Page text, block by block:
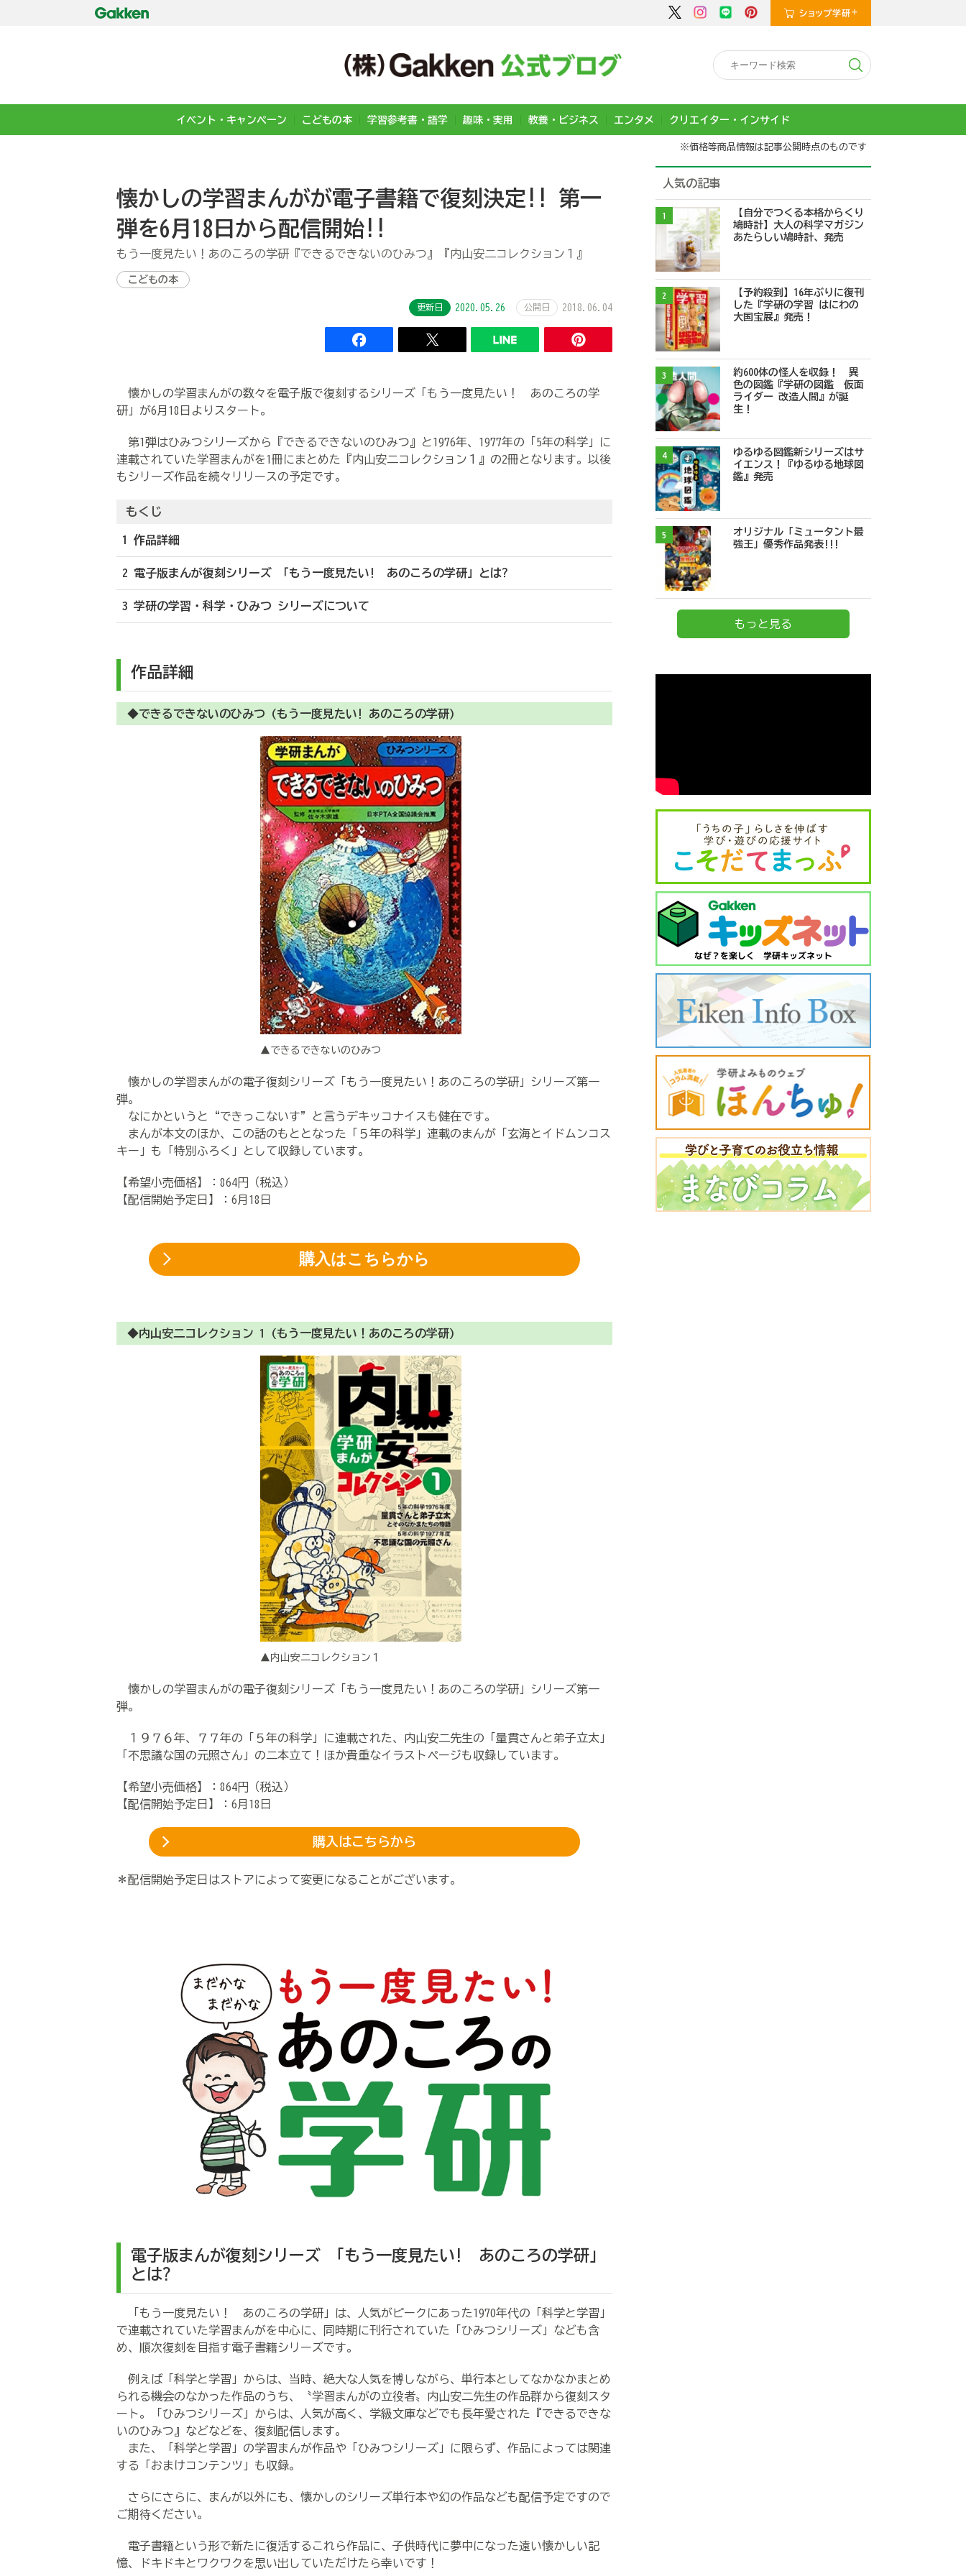
イベント・キャンペーン こどもの本 学習参考書・語学 趣味・実用 教養・ビジネス エンタメ クリエイター・インサイド
※価格等商品情報は記事公開時点のものです
懐かしの学習まんがが電子書籍で復刻決定!! 第一
弾を6月18日から配信開始!!
もう一度見たい！あのころの学研『できるできないのひみつ』『内山安二コレクション１』
こどもの本
更新日 2020.05.26 公開日 2018.06.04
懐かしの学習まんがの数々を電子版で復刻するシリーズ「もう一度見たい！ あのころの学
研」が6月18日よりスタート。
第1弾はひみつシリーズから『できるできないのひみつ』と1976年、1977年の「5年の科学」に
連載されていた学習まんがを1冊にまとめた『内山安二コレクション１』の2冊となります。以後
もシリーズ作品を続々リリースの予定です。
もくじ
1 作品詳細
2 電子版まんが復刻シリーズ 「もう一度見たい! あのころの学研」とは?
3 学研の学習・科学・ひみつ シリーズについて
作品詳細
◆できるできないのひみつ (もう一度見たい! あのころの学研)
▲できるできないのひみつ
懐かしの学習まんがの電子復刻シリーズ「もう一度見たい！あのころの学研」シリーズ第一
弾。
なにかというと“できっこないす”と言うデキッコナイスも健在です。
まんが本文のほか、この話のもととなった「５年の科学」連載のまんが「玄海とイドムンコス
キー」も「特別ふろく」として収録しています。
【希望小売価格】：864円（税込）
【配信開始予定日】：6月18日
購入はこちらから
◆内山安二コレクション 1 (もう一度見たい！あのころの学研)
▲内山安二コレクション１
懐かしの学習まんがの電子復刻シリーズ「もう一度見たい！あのころの学研」シリーズ第一
弾。
１９７６年、７７年の「５年の科学」に連載された、内山安二先生の「量貫さんと弟子立太」
「不思議な国の元照さん」の二本立て！ほか貴重なイラストページも収録しています。
【希望小売価格】：864円（税込）
【配信開始予定日】：6月18日
購入はこちらから
＊配信開始予定日はストアによって変更になることがございます。
電子版まんが復刻シリーズ 「もう一度見たい! あのころの学研」
とは?
「もう一度見たい！ あのころの学研」は、人気がピークにあった1970年代の「科学と学習」
で連載されていた学習まんがを中心に、同時期に刊行されていた「ひみつシリーズ」なども含
め、順次復刻を目指す電子書籍シリーズです。
例えば「科学と学習」からは、当時、絶大な人気を博しながら、単行本としてなかなかまとめ
られる機会のなかった作品のうち、〝学習まんがの立役者〟内山安二先生の作品群から復刻スタ
ート。「ひみつシリーズ」からは、人気が高く、学級文庫などでも長年愛された『できるできな
いのひみつ』などなどを、復刻配信します。
また、「科学と学習」の学習まんが作品や「ひみつシリーズ」に限らず、作品によっては関連
する「おまけコンテンツ」も収録。
さらにさらに、まんが以外にも、懐かしのシリーズ単行本や幻の作品なども配信予定ですので
ご期待ください。
電子書籍という形で新たに復活するこれら作品に、子供時代に夢中になった遠い懐かしい記
憶、ドキドキとワクワクを思い出していただけたら幸いです！
人気の記事
1
【自分でつくる本格からくり
鳩時計】大人の科学マガジン
あたらしい鳩時計、発売
2
【予約殺到】16年ぶりに復刊
した『学研の学習 はにわの
大国宝展』発売！
3
約600体の怪人を収録！ 異
色の図鑑『学研の図鑑 仮面
ライダー 改造人間』が誕
生！
4
ゆるゆる図鑑新シリーズはサ
イエンス！『ゆるゆる地球図
鑑』発売
5
オリジナル「ミュータント最
強王」優秀作品発表!!!
もっと見る